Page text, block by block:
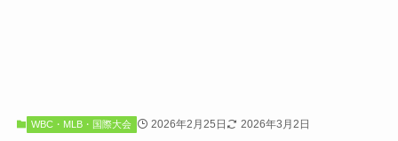
WBC・MLB・国際大会 2026年2月25日 2026年3月2日